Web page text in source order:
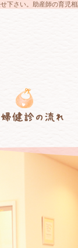
下さい。助産師の育児相